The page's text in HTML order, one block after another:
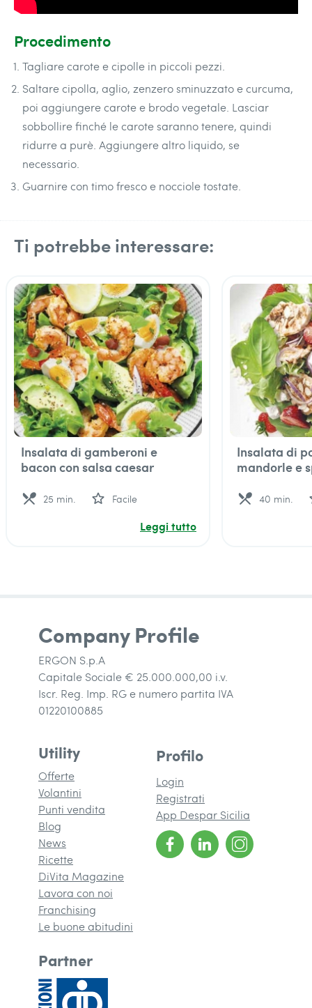
Procedimento
Tagliare carote e cipolle in piccoli pezzi.
Saltare cipolla, aglio, zenzero sminuzzato e curcuma,
poi aggiungere carote e brodo vegetale. Lasciar
sobbollire finché le carote saranno tenere, quindi
ridurre a purè. Aggiungere altro liquido, se
necessario.
Guarnire con timo fresco e nocciole tostate.
Ti potrebbe interessare:
Insalata di gamberoni e
bacon con salsa caesar
local_dining 25 min. star_outline Facile
Leggi tutto
Insalata di
mandorle e
local_dining 40 min.
Company Profile
ERGON S.p.A
Capitale Sociale € 25.000.000,00 i.v.
Iscr. Reg. Imp. RG e numero partita IVA
01220100885
Utility
Offerte
Volantini
Punti vendita
Blog
News
Ricette
DiVita Magazine
Lavora con noi
Franchising
Le buone abitudini
Profilo
Login
Registrati
App Despar Sicilia
Partner